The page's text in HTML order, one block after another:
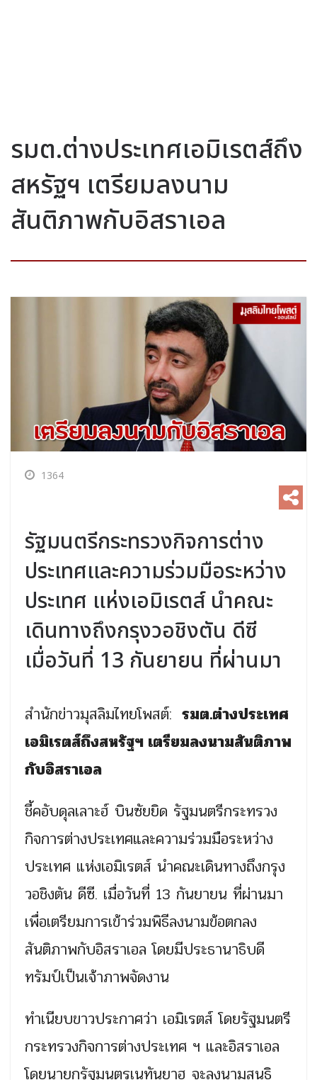
รมต.ต่างประเทศเอมิเรตส์ถึง
สหรัฐฯ เตรียมลงนาม
สันติภาพกับอิสราเอล
1364
รัฐมนตรีกระทรวงกิจการต่าง
ประเทศและความร่วมมือระหว่าง
ประเทศ แห่งเอมิเรตส์ นำคณะ
เดินทางถึงกรุงวอชิงตัน ดีซี
เมื่อวันที่ 13 กันยายน ที่ผ่านมา
สำนักข่าวมุสลิมไทยโพสต์: รมต.ต่างประเทศ
เอมิเรตส์ถึงสหรัฐฯ เตรียมลงนามสันติภาพ
กับอิสราเอล
ชี้คอับดุลเลาะฮ์ บินซัยยิด รัฐมนตรีกระทรวง
กิจการต่างประเทศและความร่วมมือระหว่าง
ประเทศ แห่งเอมิเรตส์ นำคณะเดินทางถึงกรุง
วอชิงตัน ดีซี. เมื่อวันที่ 13 กันยายน ที่ผ่านมา
เพื่อเตรียมการเข้าร่วมพิธีลงนามข้อตกลง
สันติภาพกับอิสราเอล โดยมีประธานาธิบดี
ทรัมป์เป็นเจ้าภาพจัดงาน
ทำเนียบขาวประกาศว่า เอมิเรตส์ โดยรัฐมนตรี
กระทรวงกิจการต่างประเทศ ฯ และอิสราเอล
โดยนายกรัฐมนตรเนทันยาฮู จะลงนามสนธิ